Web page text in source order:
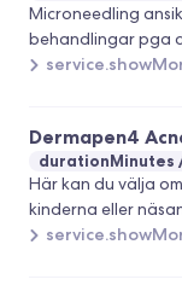
Microneedling
behandlingar pga
fasthet spänst.
vilket resultat som du vill uppnå.
2026 och
Dermapen4
durationMinutes
Här kan du välja
kinderna eller
på slutet.